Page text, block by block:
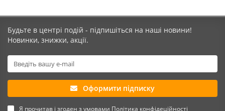
Будьте в центрі подій - підпишіться на наші новини!
Новинки, знижки, акції.
Оформити підписку
Я прочитав і згоден з умовами Політика конфідеційності